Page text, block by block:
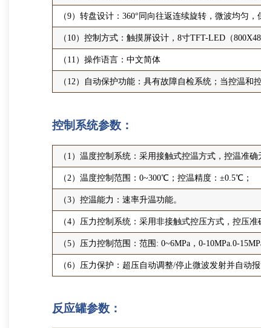
（9）转盘设计：360°同向往返连续旋转，微波均匀
（10）控制方式：触摸屏设计，8寸TFT-LED（
（11）操作语言：中文简体
（12）自动保护功能：具有故障自检系统；当控温
控制系统参数：
（1）温度控制系统：采用接触式控温方式，控温准
（2）温度控制范围：0~300℃；控温精度：±0.5℃；
（3）控温能力：速率升温功能。
（4）压力控制系统：采用非接触式控压方式，控压
（5）压力控制范围：范围: 0~6MPa，0-10MPa.0-
（6）压力保护：超压自动调整/停止微波发射并自动报
反应罐参数：